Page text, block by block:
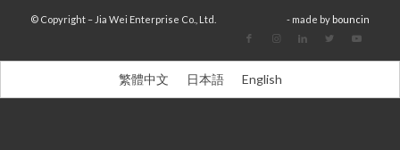
© Copyright – Jia Wei Enterprise Co., Ltd. - made by bouncin
繁體中文 日本語 English